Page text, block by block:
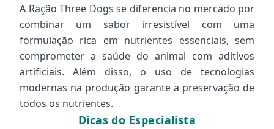
A Ração Three Dogs se diferencia no mercado por
combinar um sabor irresistível com uma
formulação rica em nutrientes essenciais, sem
comprometer a saúde do animal com aditivos
artificiais. Além disso, o uso de tecnologias
modernas na produção garante a preservação de
todos os nutrientes.
Dicas do Especialista